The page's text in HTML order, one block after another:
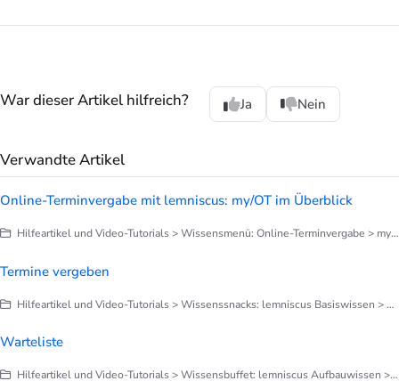
War dieser Artikel hilfreich? Ja Nein
Verwandte Artikel
Online-Terminvergabe mit lemniscus: my/OT im Überblick
Hilfeartikel und Video-Tutorials > Wissensmenü: Online-Terminvergabe > my/OT: Online-Terminvergabe einrichten
Termine vergeben
Hilfeartikel und Video-Tutorials > Wissenssnacks: lemniscus Basiswissen > Finetuning deines lemniscus
Warteliste
Hilfeartikel und Video-Tutorials > Wissensbuffet: lemniscus Aufbauwissen > Terminplanung